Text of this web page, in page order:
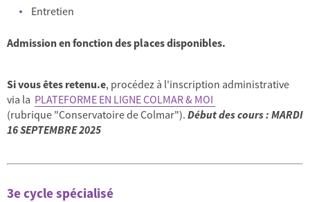
Entretien
Admission en fonction des places disponibles.
Si vous êtes retenu.e, procédez à l'inscription administrative
via la PLATEFORME EN LIGNE COLMAR & MOI
(rubrique "Conservatoire de Colmar"). Début des cours : MARDI
16 SEPTEMBRE 2025
3e cycle spécialisé